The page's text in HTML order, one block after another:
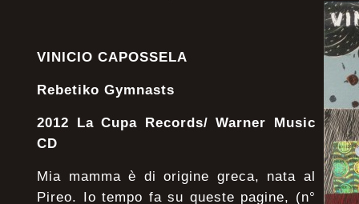
VINICIO CAPOSSELA
Rebetiko Gymnasts
2012 La Cupa Records/ Warner Music
CD
Mia mamma è di origine greca, nata al
Pireo. Io tempo fa su queste pagine, (n°